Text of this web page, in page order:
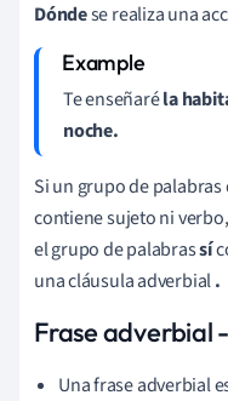
Dóndese realiza una
Te enseñaréla
noche.
Si un grupo de
contiene sujeto ni
el grupo de palabrassí
una cláusula adverbial.
Frase adverbial
Una frase adverbial